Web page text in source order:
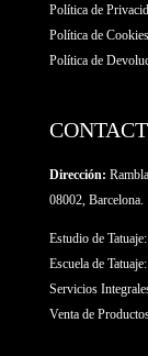
Política de
Política de Cookies
Política de
Dirección:
08002, Barcelona.
Estudio de
Escuela de Tatuaje:
Servicios
Venta de